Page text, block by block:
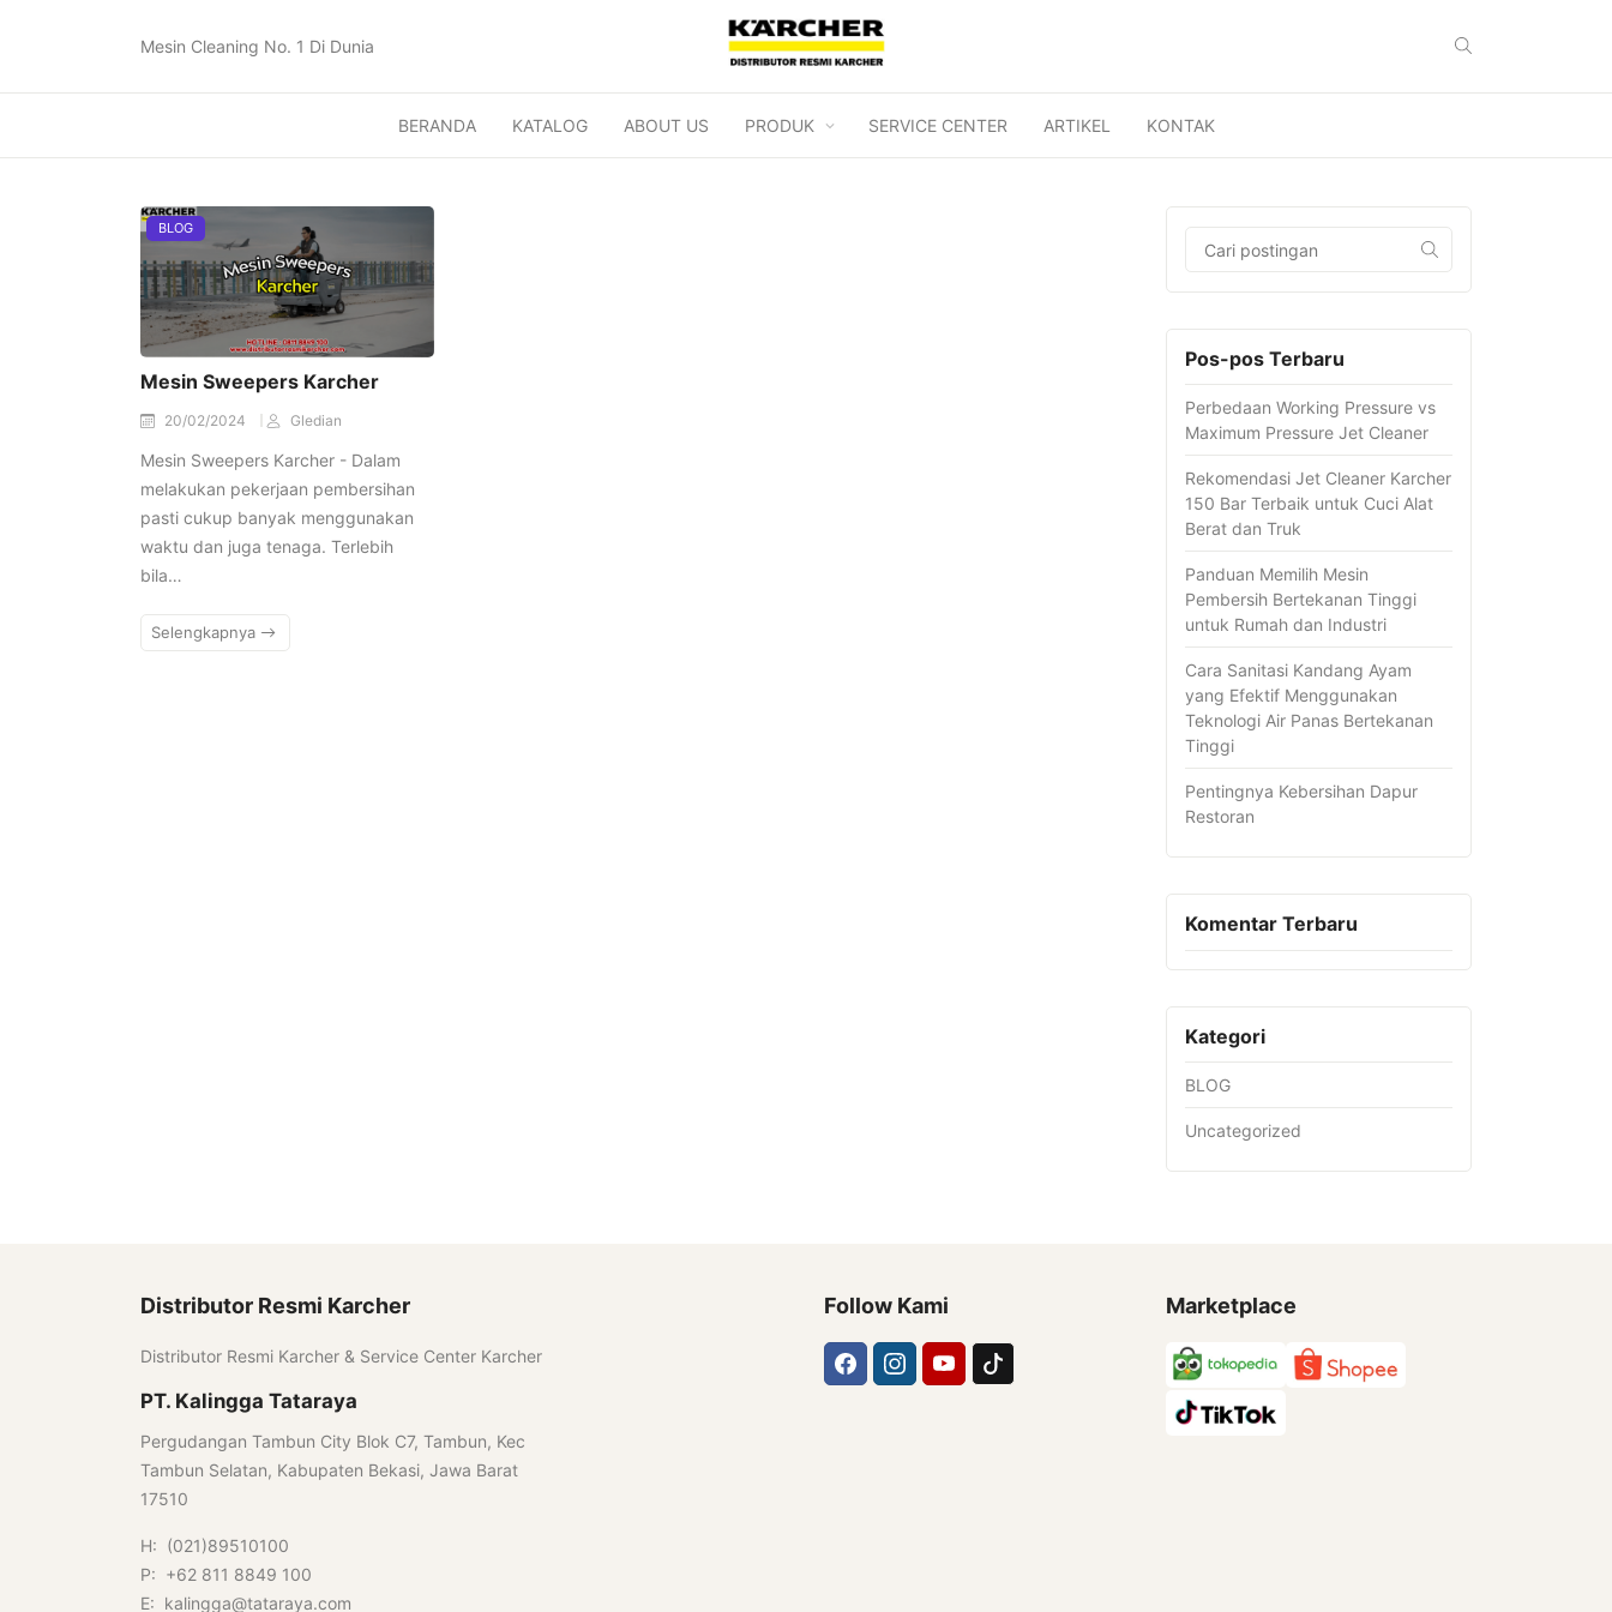
Mesin Cleaning No. 1 Di Dunia
BERANDA KATALOG ABOUT US PRODUK SERVICE CENTER ARTIKEL KONTAK
BLOG
Mesin Sweepers Karcher
20/02/2024 Gledian
Mesin Sweepers Karcher - Dalam
melakukan pekerjaan pembersihan
pasti cukup banyak menggunakan
waktu dan juga tenaga. Terlebih
bila…
Selengkapnya
Pos-pos Terbaru
Perbedaan Working Pressure vs
Maximum Pressure Jet Cleaner
Rekomendasi Jet Cleaner Karcher
150 Bar Terbaik untuk Cuci Alat
Berat dan Truk
Panduan Memilih Mesin
Pembersih Bertekanan Tinggi
untuk Rumah dan Industri
Cara Sanitasi Kandang Ayam
yang Efektif Menggunakan
Teknologi Air Panas Bertekanan
Tinggi
Pentingnya Kebersihan Dapur
Restoran
Komentar Terbaru
Kategori
BLOG
Uncategorized
Distributor Resmi Karcher
Distributor Resmi Karcher & Service Center Karcher
PT. Kalingga Tataraya
Pergudangan Tambun City Blok C7, Tambun, Kec
Tambun Selatan, Kabupaten Bekasi, Jawa Barat
17510
H: (021)89510100
P: +62 811 8849 100
E: kalingga@tataraya.com
Follow Kami Marketplace